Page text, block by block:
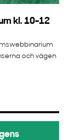
kl. 10-12
och vägen